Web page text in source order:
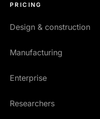
PRICING
Design & construction
Manufacturing
Enterprise
Researchers